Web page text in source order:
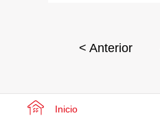
< Anterior
Inicio